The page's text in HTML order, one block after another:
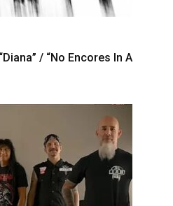
/ “No Encores In A